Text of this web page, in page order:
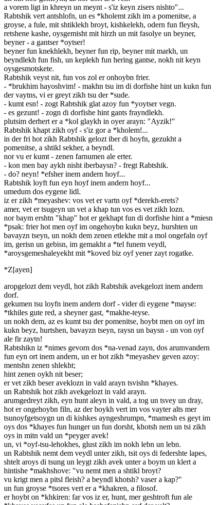
a vorem ligt in khreyn un meynt - s'iz keyn zisers nishto"...
Rabtshik vert antshlofn, un es *kholemt zikh im a pomenitse, a
groyse, a fule, mit shtiklekh broyt, kishkelekh, odern fun fleysh,
retshene kashe, oysgemisht mit hirzh un mit fasolye un beyner,
beyner - a gantser *oytser!
beyner fun knekhlekh, beyner fun rip, beyner mit markh, un
beyndlekh fun fish, un keplekh fun hering gantse, nokh nit keyn
oysgesmotskete.
Rabtshik veyst nit, fun vos zol er onhoybn frier.
- *brukhim hayoshvim! - makhn tsu im di dorfishe hint un kukn fun
der vaytns, vi er greyt zikh tsu der *sude.
- kumt esn! - zogt Rabtshik glat azoy fun *yoytser vegn.
- es gezunt! - zogn di dorfishe hint gants frayndlekh.
plutsim derhert er a *kol glaykh in oyer arayn: "Ayzik!"
Rabtshik khapt zikh oyf - s'iz gor a *kholem!...
in der fri hot zikh Rabtshik gelozt iber di hoyfn, gezukht a
pomenitse, a shtikl sekher, a beyndl.
nor vu er kumt - zenen farnumen ale erter.
- kon men bay aykh nisht iberbaysn? - fregt Rabtshik.
- do? neyn! *efsher inem andern hoyf...
Rabtshik loyft fun eyn hoyf inem andern hoyf...
umedum dos eygene lidl.
iz er zikh *meyashev: vos vet er vartn oyf *derekh-erets?
amer, vet er tsugeyn un vet a khap tun vos es vet zikh lozn.
nor baym ershtn "khap" hot er gekhapt fun di dorfishe hint a *miesn
*psak: frier hot men oyf im ongehoybn kukn beyz, hurshten un
bavayzn tseyn, un nokh dem zenen etlekhe mit a mol ongefaln oyf
im, gerisn un gebisn, im gemakht a *tel funem veydl,
*aroysgemeshaleyekht mit *koved biz oyf yener zayt rogatke.
*Z[ayen]
aropgelozt dem veydl, hot zikh Rabtshik avekgelozt inem andern
dorf.
gekumen tsu loyfn inem andern dorf - vider di eygene *mayse:
*tkhiles gute red, a sheyner gast, *makhe-teyse.
un nokh dem, az es kumt tsu der pomenitse, hoybt men on oyf im
kukn beyz, hurtshen, bavayzn tseyn, raysn un baysn - un von oyf
ale fir zaytn!
Rabtshikn iz *nimes gevorn dos *na-venad zayn, dos arumvandern
fun eyn ort inem andern, un er hot zikh *meyashev geven azoy:
mentshn zenen shlekht;
hint zenen oykh nit beser;
er vet zikh beser aveklozn in vald arayn tsvishn *khayes.
un Rabtshik hot zikh avekgelozt in vald arayn.
arumgedreyt zikh, eyn hunt aleyn in vald, a tog un tsvey un dray,
hot er ongehoybn filn, az der boykh vert im vos vayter alts mer
tsunoyfgetsoygn un di kishkes ayngeshrumpn, *mamesh es geyt im
oys dos *khayes fun hunger un fun dorsht, khotsh nem un tsi zikh
oys in mitn vald un *peyger avek!
un, vi *oyf-tsu-lehokhes, glust zikh im nokh lebn un lebn.
un Rabtshik nemt dem veydl unter zikh, tsit oys di federshte lapes,
shtelt aroys di tsung un leygt zikh avek unter a boym un klert a
hintishe *makhshove: "vu nemt men a shtikl broyt?
vu krigt men a pitsl fleish? a beyndl khotsh? vaser a kap?"
un fun groyse *tsores vert er a *khakren, a filosof.
er hoybt on *khkiren: far vos iz er, hunt, mer geshtroft fun ale